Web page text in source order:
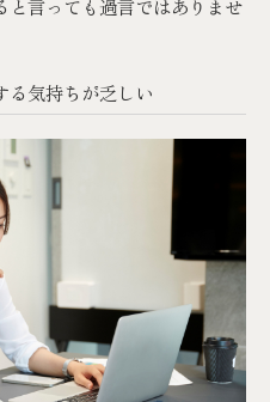
と言っても過言ではありませ
る気持ちが乏しい